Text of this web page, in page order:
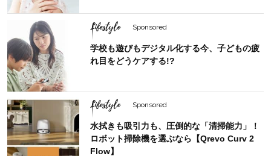
Lifestyle Sponsored
学校も遊びもデジタル化する今、子どもの疲
れ目をどうケアする!?
Lifestyle Sponsored
水拭きも吸引力も、圧倒的な「清掃能力」！
ロボット掃除機を選ぶなら【Qrevo Curv 2
Flow】